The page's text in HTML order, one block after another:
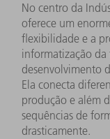
No centro da
oferece um
flexibilidade e a
informatização
desenvolvimento
Ela conecta
produção e além
sequências de
drasticamente.